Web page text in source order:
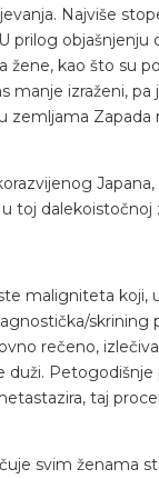
Najviše
prilog objašnjenju
kao što su
izraženi, pa
Zapada
toj dalekoistočnoj
maligniteta
skrining
rečeno,
taj
svim ženama